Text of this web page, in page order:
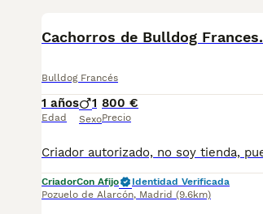
Cachorros de Bulldog Frances.
Bulldog Francés
1 años
Edad
1
Sexo
800 €
Precio
CriadorCon Afijo
Identidad Verificada
Pozuelo de Alarcón, Madrid (9.6km)